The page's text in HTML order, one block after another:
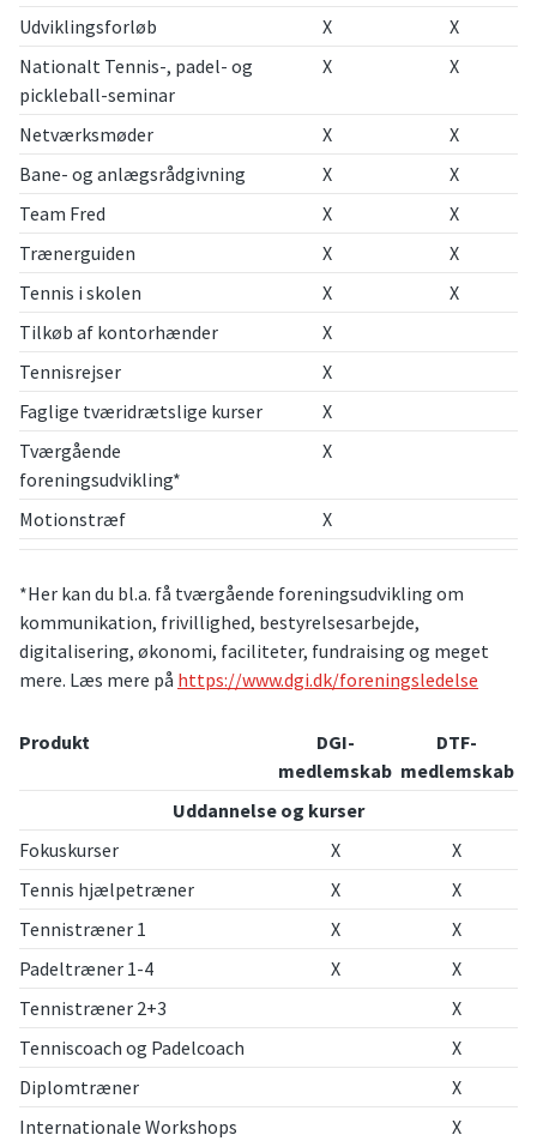
Udviklingsforløb
X
X
Nationalt Tennis-, padel- og
pickleball-seminar
X X
Netværksmøder X
X
Bane- og anlægsrådgivning
X
X
Team Fred
X
X
Trænerguiden
X
X
Tennis i skolen
X
X
Tilkøb af kontorhænder
X
Tennisrejser
X
Faglige tværidrætslige kurser
X
Tværgående
foreningsudvikling*
X
Motionstræf X
*Her kan du bl.a. få tværgående foreningsudvikling om
kommunikation, frivillighed, bestyrelsesarbejde,
digitalisering, økonomi, faciliteter, fundraising og meget
mere. Læs mere på https://www.dgi.dk/foreningsledelse
Produkt
DGI-
medlemskab
DTF-
medlemskab
Uddannelse og kurser
Fokuskurser
X
X
Tennis hjælpetræner
X
X
Tennistræner 1
X
X
Padeltræner 1-4
X
X
Tennistræner 2+3
X
Tenniscoach og Padelcoach
X
Diplomtræner
X
Internationale Workshops
X